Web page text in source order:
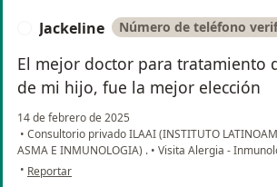
Jove, O.L.; Baptist, A.; Matos, E.;
Show more detail
Source
EDGAR MATOS via Scopus - Elsevier
Reference intervals for peripheral
subsets in healthy adults in Lima,
Jackeline Número de teléfono
El mejor doctor para tratamiento
de mi hijo, fue la mejor elección
14 de febrero de 2025
• Consultorio privado ILAAI (INSTITUTO
ASMA E INMUNOLOGIA) . • Visita Alergia -
• en opinión del usuario Jackeline
Reportar